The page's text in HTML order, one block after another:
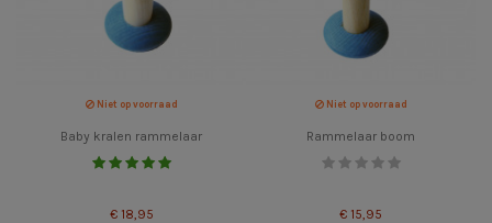
Niet op voorraad
Baby kralen rammelaar
€ 18,95
Niet op voorraad
Rammelaar boom
€ 15,95